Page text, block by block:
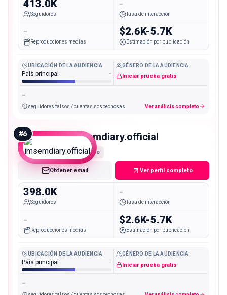
413.0K
Seguidores
-
Tasa de interacción
-
Reproducciones medias
$2.6K-5.7K
Estimación por publicación
UBICACIÓN DE LA AUDIENCIA
País principal -
GÉNERO DE LA AUDIENCIA
Iniciar prueba gratis
-
seguidores falsos / cuentas sospechosas Ver análisis completo
#6 imsemdiary.official
Macro
Obtener email Ver perfil completo
398.0K
Seguidores
-
Tasa de interacción
-
Reproducciones medias
$2.6K-5.7K
Estimación por publicación
UBICACIÓN DE LA AUDIENCIA
País principal -
GÉNERO DE LA AUDIENCIA
Iniciar prueba gratis
-